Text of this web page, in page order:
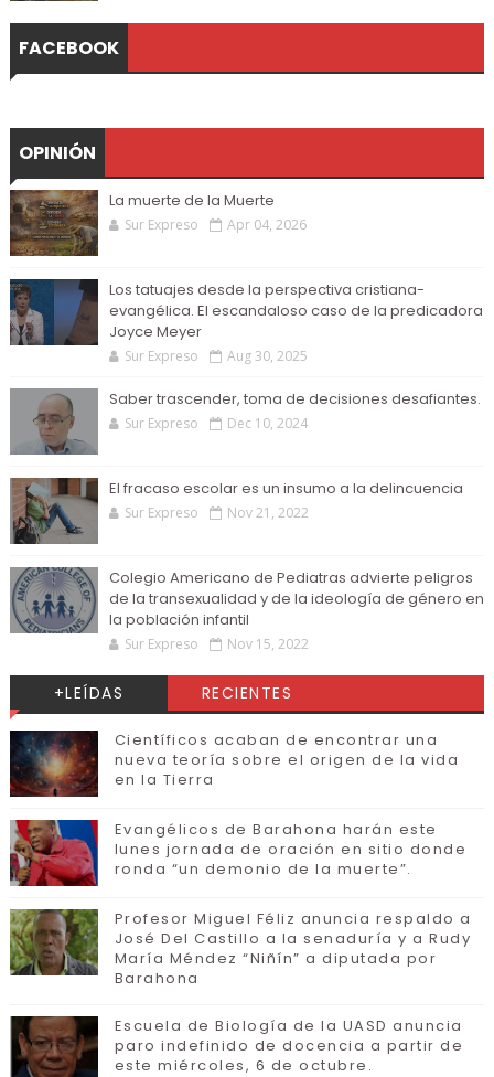
FACEBOOK
OPINIÓN
La muerte de la Muerte
Sur Expreso Apr 04, 2026
Los tatuajes desde la perspectiva cristiana-
evangélica. El escandaloso caso de la predicadora
Joyce Meyer
Sur Expreso Aug 30, 2025
Saber trascender, toma de decisiones desafiantes.
Sur Expreso Dec 10, 2024
El fracaso escolar es un insumo a la delincuencia
Sur Expreso Nov 21, 2022
Colegio Americano de Pediatras advierte peligros
de la transexualidad y de la ideología de género en
la población infantil
Sur Expreso Nov 15, 2022
+LEÍDAS RECIENTES
Científicos acaban de encontrar una
nueva teoría sobre el origen de la vida
en la Tierra
Evangélicos de Barahona harán este
lunes jornada de oración en sitio donde
ronda “un demonio de la muerte”.
Profesor Miguel Féliz anuncia respaldo a
José Del Castillo a la senaduría y a Rudy
María Méndez “Niñín” a diputada por
Barahona
Escuela de Biología de la UASD anuncia
paro indefinido de docencia a partir de
este miércoles, 6 de octubre.